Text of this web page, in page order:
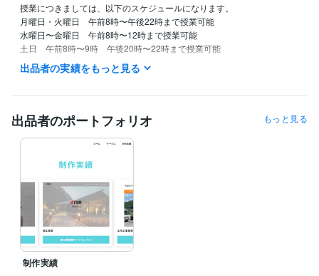
授業につきましては、以下のスケジュールになります。
月曜日・火曜日　午前8時〜午後22時まで授業可能
水曜日〜金曜日　午前8時〜12時まで授業可能
土日　午前8時〜9時　午後20時〜22時まで授業可能
経験職種
Webサービス・制作 / HTMLコーダー・マークアップエンジニア
経
営業 / 法人営業 経験年数 : 3年
経営・マネジメント / 経営企画・経営戦略
2021年8月 ~ 現在
プログラミング言語・フレームワーク
CSS:4年HTML:4年JavaScript:4年
ビジネス・クリエイティブツール
出品者の実績をもっと見る
出品者のポートフォリオ もっと見る
制作実績